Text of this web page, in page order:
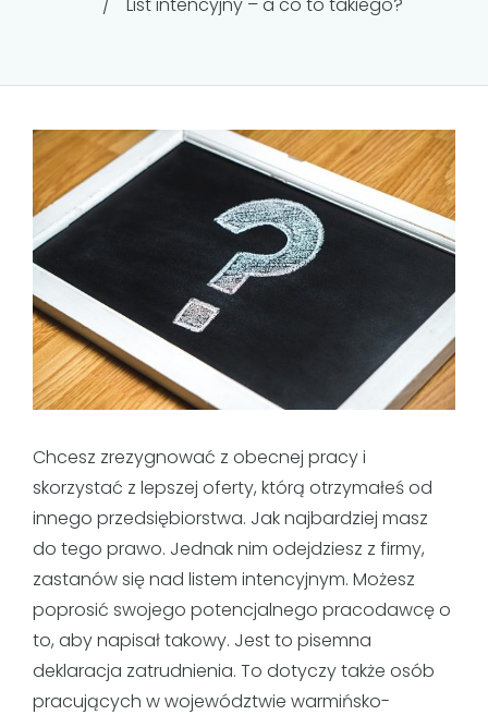
Chcesz zrezygnować z obecnej pracy i
skorzystać z lepszej oferty, którą otrzymałeś od
innego przedsiębiorstwa. Jak najbardziej masz
do tego prawo. Jednak nim odejdziesz z firmy,
zastanów się nad listem intencyjnym. Możesz
poprosić swojego potencjalnego pracodawcę o
to, aby napisał takowy. Jest to pisemna
deklaracja zatrudnienia. To dotyczy także osób
pracujących w województwie warmińsko-